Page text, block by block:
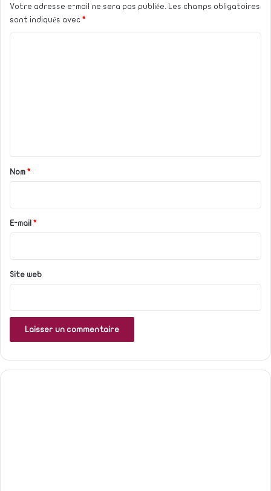
Votre adresse e-mail ne sera pas publiée. Les champs obligatoires
sont indiqués avec *
a
r
e
Nom *
E-mail *
Site web